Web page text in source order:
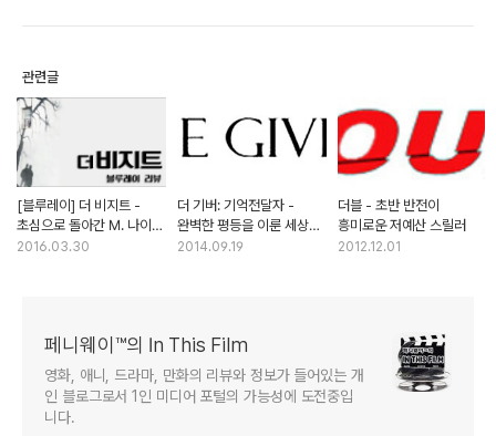
관련글
[블루레이] 더 비지트 -
초심으로 돌아간 M. 나이트
샤말란
2016.03.30
더 기버: 기억전달자 -
완벽한 평등을 이룬 세상은
과연 행복할까
2014.09.19
더블 - 초반 반전이
흥미로운 저예산 스릴러
2012.12.01
페니웨이™의 In This Film
영화, 애니, 드라마, 만화의 리뷰와 정보가 들어있는 개
인 블로그로서 1인 미디어 포털의 가능성에 도전중입
니다.